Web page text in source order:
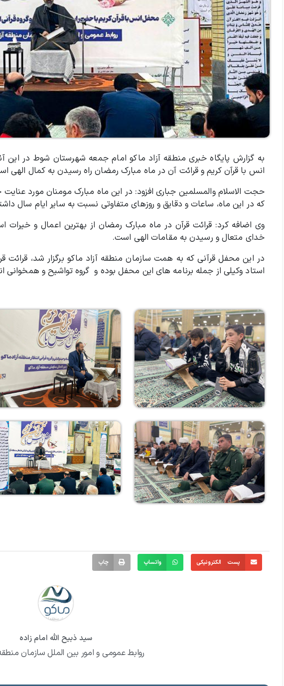
به گزارش پایگاه خبری منطقه آزاد ماکو امام جمعه شهرستان شوط در این
انس با قرآن کریم و قرائت آن در ماه مبارک رمضان راه رسیدن به کمال الهی
حجت الاسلام والمسلمین جباری افزود:‌ در این ماه مبارک مومنان مورد
که در این ماه، ساعات و دقایق و روزهای متفاوتی نسبت به سایر ایام سال
وی اضافه کرد: قرائت قرآن در ماه مبارک رمضان از بهترین اعمال و
خدای متعال و رسیدن به مقامات الهی است.
در این محفل قرآنی که به همت سازمان منطقه آزاد ماکو برگزار شد، قرائت
استاد وکیلی از جمله برنامه های این محفل بوده و گروه تواشیح و همخوانی
پست الکترونیکی واتساپ چاپ
سید ذبیح الله امام زاده
روابط عمومی و امور بین الملل سازمان